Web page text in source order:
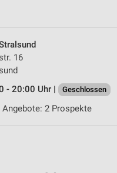
16
- 20:00 Uhr |
Geschlossen
Angebote: 2 Prospekte